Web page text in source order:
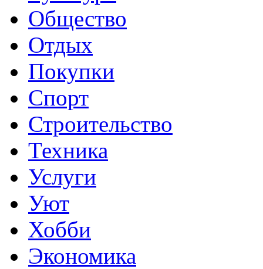
Общество
Отдых
Покупки
Спорт
Строительство
Техника
Услуги
Уют
Хобби
Экономика